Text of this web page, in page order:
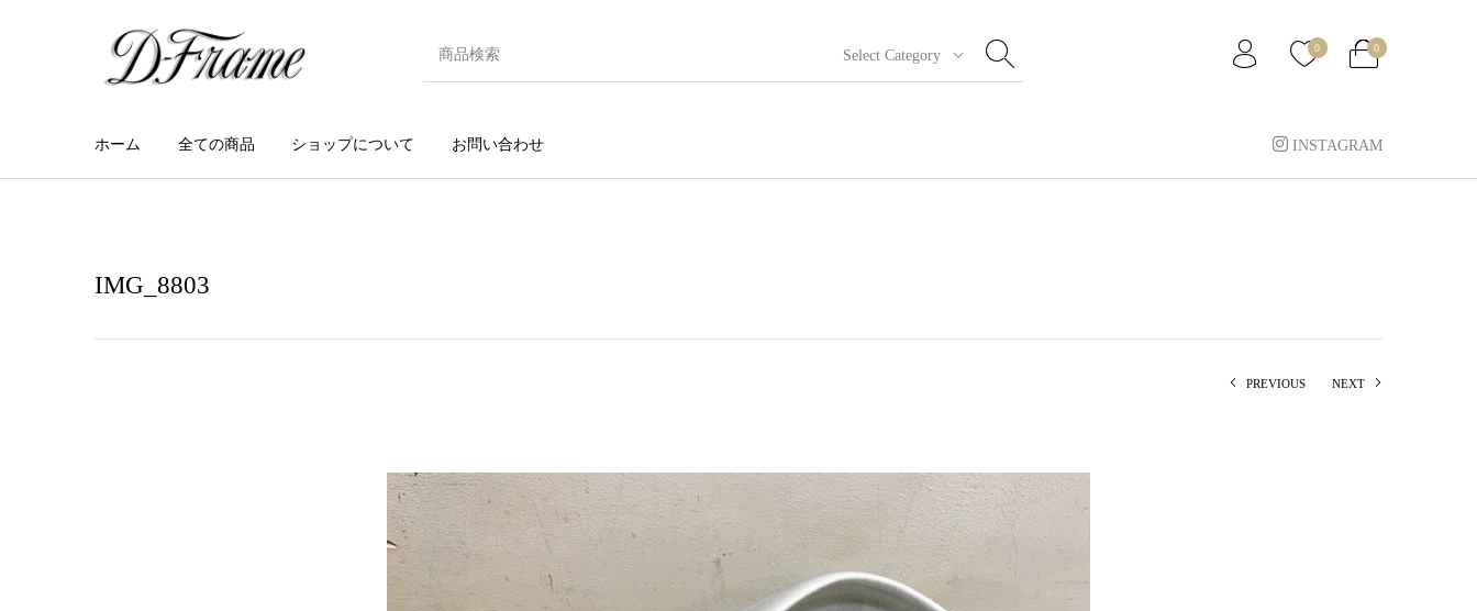
Select Category 0 0
ホーム 全ての商品 ショップについて お問い合わせ INSTAGRAM
IMG_8803
PREVIOUS NEXT